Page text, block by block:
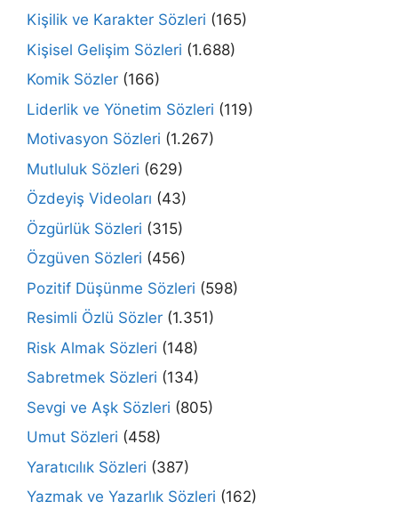
Kişilik ve Karakter Sözleri (165)
Kişisel Gelişim Sözleri (1.688)
Komik Sözler (166)
Liderlik ve Yönetim Sözleri (119)
Motivasyon Sözleri (1.267)
Mutluluk Sözleri (629)
Özdeyiş Videoları (43)
Özgürlük Sözleri (315)
Özgüven Sözleri (456)
Pozitif Düşünme Sözleri (598)
Resimli Özlü Sözler (1.351)
Risk Almak Sözleri (148)
Sabretmek Sözleri (134)
Sevgi ve Aşk Sözleri (805)
Umut Sözleri (458)
Yaratıcılık Sözleri (387)
Yazmak ve Yazarlık Sözleri (162)